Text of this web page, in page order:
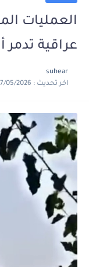
العمليات
عراقية
suhear
اخر تحديث : 7/05/2026 04:27:55 م